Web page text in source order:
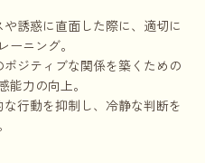
や誘惑に直面した際に、適切に
ニング。
ポジティブな関係を築くための
能力の向上。
な行動を抑制し、冷静な判断を